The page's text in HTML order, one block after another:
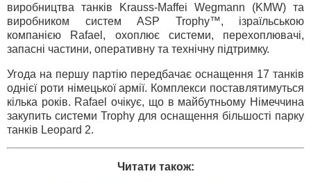
виробництва танків Krauss-Maffei Wegmann (KMW) та
виробником систем ASP Trophy™, ізраїльською
компанією Rafael, охоплює системи, перехоплювачі,
запасні частини, оперативну та технічну підтримку.
Угода на першу партію передбачає оснащення 17 танків
однієї роти німецької армії. Комплекси поставлятимуться
кілька років. Rafael очікує, що в майбутньому Німеччина
закупить системи Trophy для оснащення більшості парку
танків Leopard 2.
Читати також: